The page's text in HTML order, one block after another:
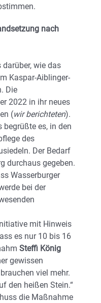
nach
wie das
Kaspar-Aiblinger-
Die
2022 in ihr neues
(wir berichteten).
begrüßte es, in den
des
Der Bedarf
durchaus gegeben.
Wasserburger
bei der
mit Hinweis
es nur 10 bis 16
Steffi König
gewissen
viel mehr.
den heißen Stein.“
die Maßnahme